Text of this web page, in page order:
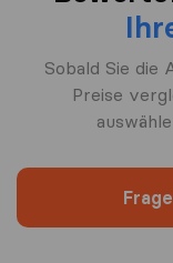
Sobald Sie die
Preise